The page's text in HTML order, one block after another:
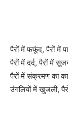
पैरों में फफूंद, पैरों में
पैरों में दर्द, पैरों में
पैरों में संक्रमण का
उंगलियों में खुजली,